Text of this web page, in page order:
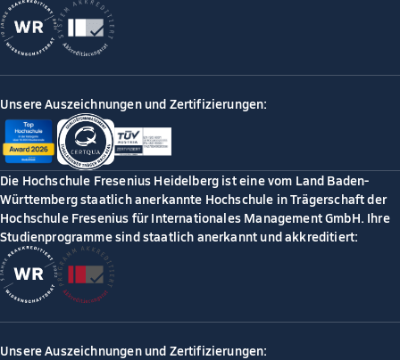
Unsere Auszeichnungen und Zertifizierungen:
Die Hochschule Fresenius Heidelberg ist eine vom Land Baden-
Württemberg staatlich anerkannte Hochschule in Trägerschaft der
Hochschule Fresenius für Internationales Management GmbH. Ihre
Studienprogramme sind staatlich anerkannt und akkreditiert:
Unsere Auszeichnungen und Zertifizierungen: